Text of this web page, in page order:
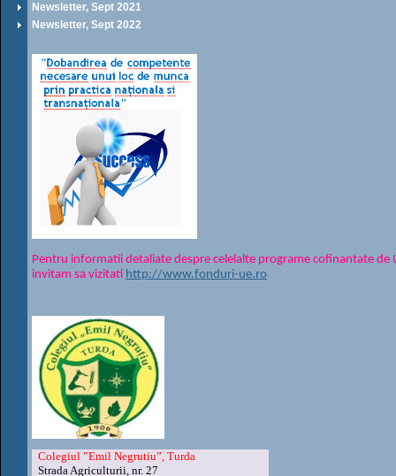
Newsletter, Sept 2021
Newsletter, Sept 2022
Pentru informatii detaliate despre celelalte programe cofinantate de
invitam sa vizitati http://www.fonduri-ue.ro
Colegiul ”Emil Negrutiu”, Turda
Strada Agriculturii, nr. 27